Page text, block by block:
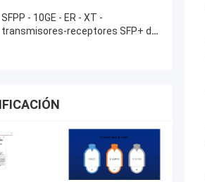
SFPP - 10GE - ER - XT -
transmisores-receptores SFP+ del